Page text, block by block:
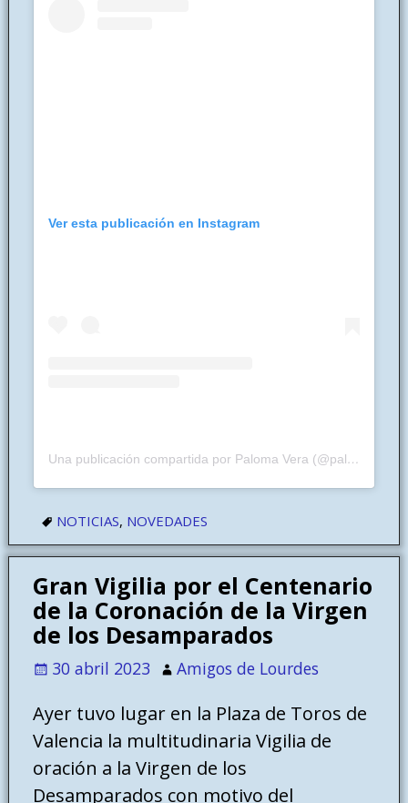
Ver esta publicación en Instagram
Una publicación compartida por Paloma Vera (@palomavera111)
NOTICIAS, NOVEDADES
Gran Vigilia por el Centenario
de la Coronación de la Virgen
de los Desamparados
30 abril 2023 Amigos de Lourdes
Ayer tuvo lugar en la Plaza de Toros de
Valencia la multitudinaria Vigilia de
oración a la Virgen de los
Desamparados con motivo del